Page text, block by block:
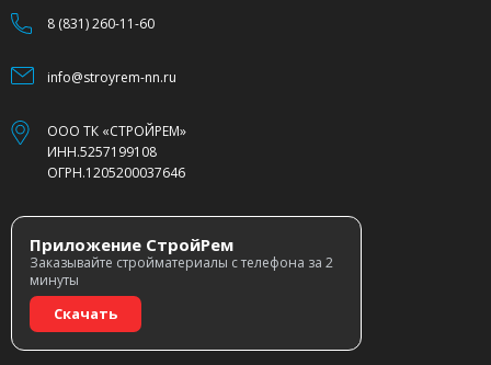
8 (831) 260-11-60
info@stroyrem-nn.ru
ООО ТК «СТРОЙРЕМ»
ИНН.5257199108
ОГРН.1205200037646
Приложение СтройРем
Заказывайте стройматериалы с телефона за 2
минуты
Скачать